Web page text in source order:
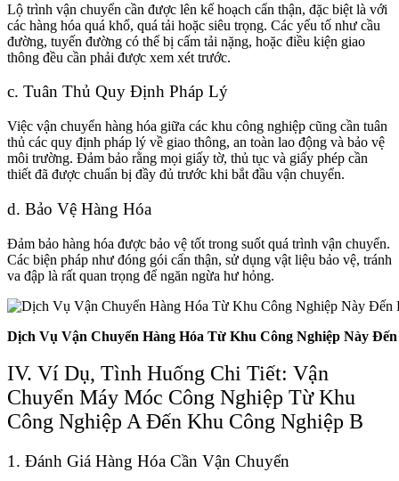
Lộ trình vận chuyển cần được lên kế hoạch cẩn thận, đặc biệt là với
các hàng hóa quá khổ, quá tải hoặc siêu trọng. Các yếu tố như cầu
đường, tuyến đường có thể bị cấm tải nặng, hoặc điều kiện giao
thông đều cần phải được xem xét trước.
c. Tuân Thủ Quy Định Pháp Lý
Việc vận chuyển hàng hóa giữa các khu công nghiệp cũng cần tuân
thủ các quy định pháp lý về giao thông, an toàn lao động và bảo vệ
môi trường. Đảm bảo rằng mọi giấy tờ, thủ tục và giấy phép cần
thiết đã được chuẩn bị đầy đủ trước khi bắt đầu vận chuyển.
d. Bảo Vệ Hàng Hóa
Đảm bảo hàng hóa được bảo vệ tốt trong suốt quá trình vận chuyển.
Các biện pháp như đóng gói cẩn thận, sử dụng vật liệu bảo vệ, tránh
va đập là rất quan trọng để ngăn ngừa hư hỏng.
Dịch Vụ Vận Chuyển Hàng Hóa Từ Khu Công Nghiệp Này
IV. Ví Dụ, Tình Huống Chi Tiết: Vận
Chuyển Máy Móc Công Nghiệp Từ Khu
Công Nghiệp A Đến Khu Công Nghiệp B
1. Đánh Giá Hàng Hóa Cần Vận Chuyển